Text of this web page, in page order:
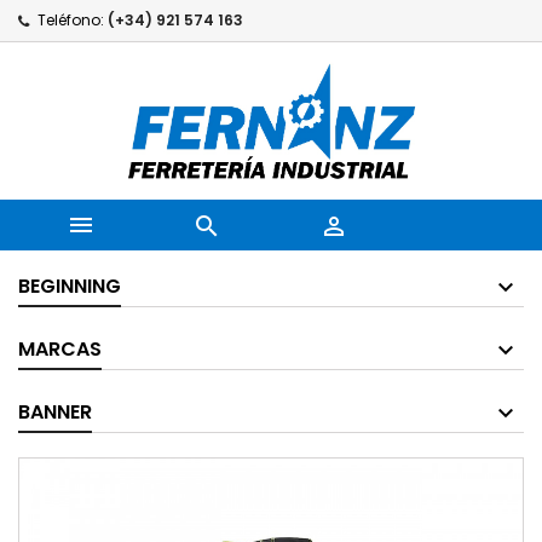
Teléfono: (+34) 921 574 163
  
BEGINNING
MARCAS
BANNER